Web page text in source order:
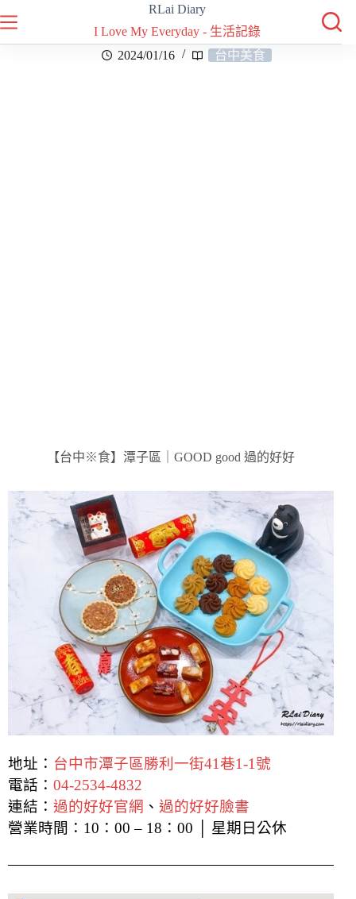
RLai Diary
I Love My Everyday - 生活記錄
2024/01/16
台中美食
【台中※食】潭子區｜GOOD good 過的好好
地址： 台中市潭子區勝利一街41巷1-1號
電話： 04-2534-4832
連結： 過的好好官網 、 過的好好臉書
營業時間：10：00 – 18：00 │ 星期日公休